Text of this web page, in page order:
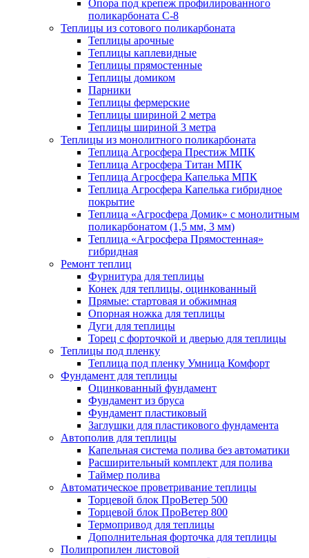
Опора под крепеж профилированного
поликарбоната С-8
Теплицы из сотового поликарбоната
Теплицы арочные
Теплицы каплевидные
Теплицы прямостенные
Теплицы домиком
Парники
Теплицы фермерские
Теплицы шириной 2 метра
Теплицы шириной 3 метра
Теплицы из монолитного поликарбоната
Теплица Агросфера Престиж МПК
Теплица Агросфера Титан МПК
Теплица Агросфера Капелька МПК
Теплица Агросфера Капелька гибридное
покрытие
Теплица «Агросфера Домик» с монолитным
поликарбонатом (1,5 мм, 3 мм)
Теплица «Агросфера Прямостенная»
гибридная
Ремонт теплиц
Фурнитура для теплицы
Конек для теплицы, оцинкованный
Прямые: стартовая и обжимная
Опорная ножка для теплицы
Дуги для теплицы
Торец с форточкой и дверью для теплицы
Теплицы под пленку
Теплица под пленку Умница Комфорт
Фундамент для теплицы
Оцинкованный фундамент
Фундамент из бруса
Фундамент пластиковый
Заглушки для пластикового фундамента
Автополив для теплицы
Капельная система полива без автоматики
Расширительный комплект для полива
Таймер полива
Автоматическое проветривание теплицы
Торцевой блок ПроВетер 500
Торцевой блок ПроВетер 800
Термопривод для теплицы
Дополнительная форточка для теплицы
Полипропилен листовой